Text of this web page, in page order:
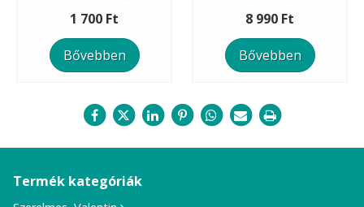
1 700 Ft
Bővebben
8 990 Ft
Bővebben
Termék kategóriák